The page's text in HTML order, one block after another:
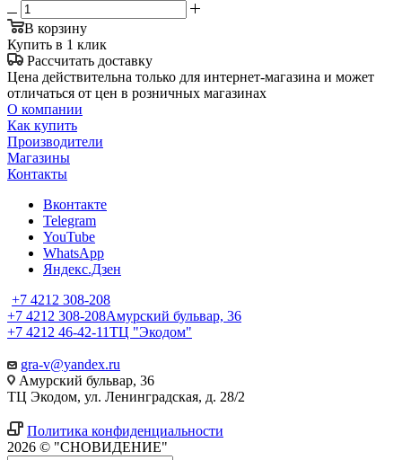
В корзину
Купить в 1 клик
Рассчитать доставку
Цена действительна только для интернет-магазина и может
отличаться от цен в розничных магазинах
О компании
Как купить
Производители
Магазины
Контакты
Вконтакте
Telegram
YouTube
WhatsApp
Яндекс.Дзен
+7 4212 308-208
+7 4212 308-208Амурский бульвар, 36
+7 4212 46-42-11ТЦ "Экодом"
gra-v@yandex.ru
Амурский бульвар, 36
ТЦ Экодом, ул. Ленинградская, д. 28/2
Политика конфиденциальности
2026 © "СНОВИДЕНИЕ"